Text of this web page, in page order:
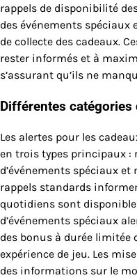
rappels de disponibilité
des événements spéciaux
de collecte des cadeaux.
rester informés et à
s’assurant qu’ils ne
Différentes catégories
Les alertes pour les
en trois types principaux
d’événements spéciaux et
rappels standards
quotidiens sont
d’événements spéciaux
des bonus à durée
expérience de jeu. Les
des informations sur le